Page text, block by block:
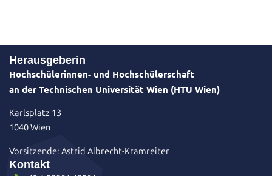
Herausgeberin
Hochschülerinnen- und Hochschülerschaft
an der Technischen Universität Wien (HTU Wien)
Karlsplatz 13
1040 Wien
Vorsitzende: Astrid Albrecht-Kramreiter
Kontakt